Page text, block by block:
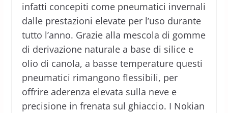
infatti concepiti come pneumatici invernali
dalle prestazioni elevate per l’uso durante
tutto l’anno. Grazie alla mescola di gomme
di derivazione naturale a base di silice e
olio di canola, a basse temperature questi
pneumatici rimangono flessibili, per
offrire aderenza elevata sulla neve e
precisione in frenata sul ghiaccio. I Nokian